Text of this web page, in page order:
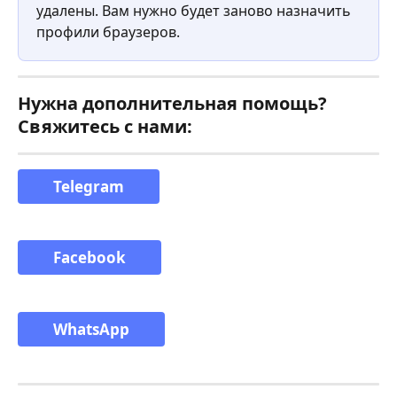
удалены. Вам нужно будет заново назначить
профили браузеров.
Нужна дополнительная помощь?
Свяжитесь с нами:
Telegram
Facebook
WhatsApp